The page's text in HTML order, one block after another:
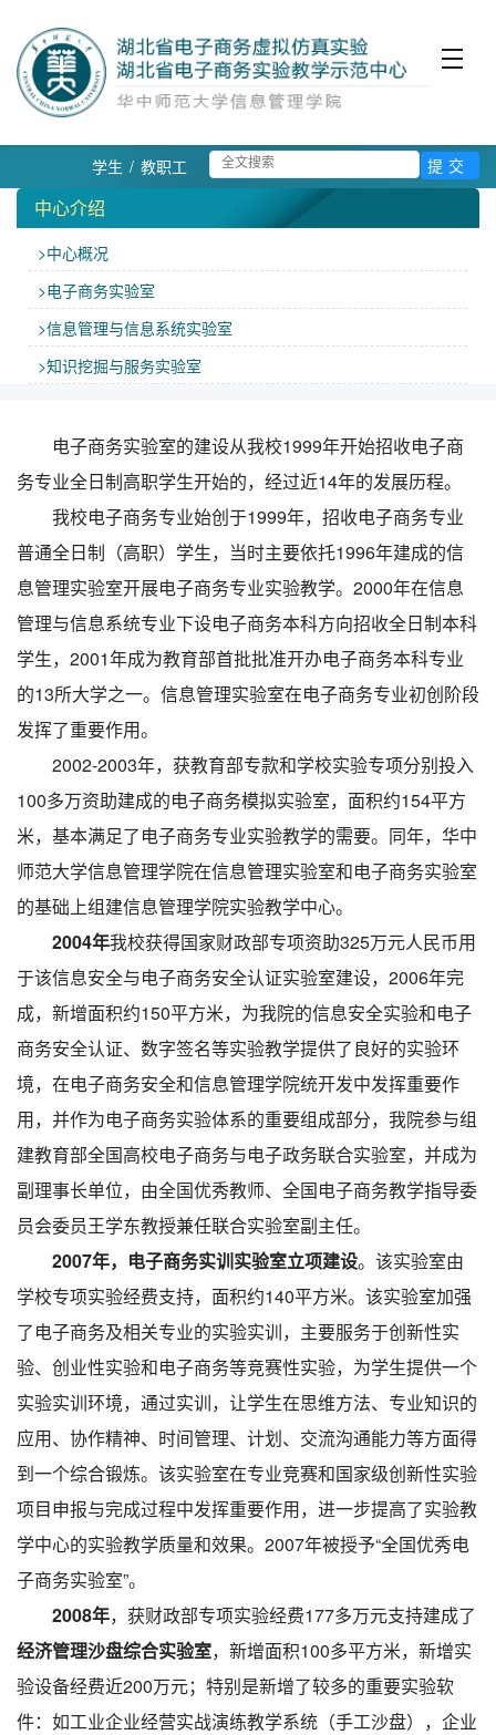
学生 / 教职工
中心介绍
>中心概况
>电子商务实验室
>信息管理与信息系统实验室
>知识挖掘与服务实验室
电子商务实验室的建设从我校1999年开始招收电子商
务专业全日制高职学生开始的，经过近14年的发展历程。
我校电子商务专业始创于1999年，招收电子商务专业
普通全日制（高职）学生，当时主要依托1996年建成的信
息管理实验室开展电子商务专业实验教学。2000年在信息
管理与信息系统专业下设电子商务本科方向招收全日制本科
学生，2001年成为教育部首批批准开办电子商务本科专业
的13所大学之一。信息管理实验室在电子商务专业初创阶段
发挥了重要作用。
2002-2003年，获教育部专款和学校实验专项分别投入
100多万资助建成的电子商务模拟实验室，面积约154平方
米，基本满足了电子商务专业实验教学的需要。同年，华中
师范大学信息管理学院在信息管理实验室和电子商务实验室
的基础上组建信息管理学院实验教学中心。
2004年我校获得国家财政部专项资助325万元人民币用
于该信息安全与电子商务安全认证实验室建设，2006年完
成，新增面积约150平方米，为我院的信息安全实验和电子
商务安全认证、数字签名等实验教学提供了良好的实验环
境，在电子商务安全和信息管理学院统开发中发挥重要作
用，并作为电子商务实验体系的重要组成部分，我院参与组
建教育部全国高校电子商务与电子政务联合实验室，并成为
副理事长单位，由全国优秀教师、全国电子商务教学指导委
员会委员王学东教授兼任联合实验室副主任。
2007年，电子商务实训实验室立项建设。该实验室由
学校专项实验经费支持，面积约140平方米。该实验室加强
了电子商务及相关专业的实验实训，主要服务于创新性实
验、创业性实验和电子商务等竞赛性实验，为学生提供一个
实验实训环境，通过实训，让学生在思维方法、专业知识的
应用、协作精神、时间管理、计划、交流沟通能力等方面得
到一个综合锻炼。该实验室在专业竞赛和国家级创新性实验
项目申报与完成过程中发挥重要作用，进一步提高了实验教
学中心的实验教学质量和效果。2007年被授予“全国优秀电
子商务实验室”。
2008年，获财政部专项实验经费177多万元支持建成了
经济管理沙盘综合实验室，新增面积100多平方米，新增实
验设备经费近200万元；特别是新增了较多的重要实验软
件：如工业企业经营实战演练教学系统（手工沙盘），企业